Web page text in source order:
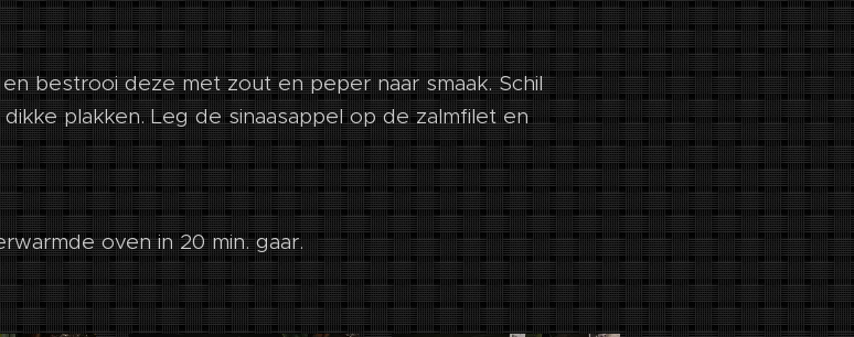
bestrooi deze met zout en peper naar smaak. Schil
plakken. Leg de sinaasappel op de zalmfilet en
oven in 20 min. gaar.